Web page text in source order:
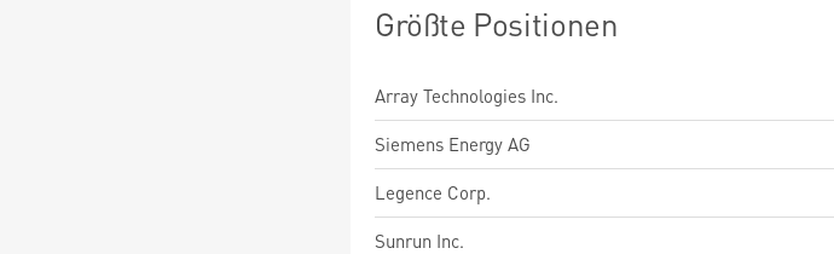
Größte Positionen
Array Technologies Inc.
Siemens Energy AG
Legence Corp.
Sunrun Inc.